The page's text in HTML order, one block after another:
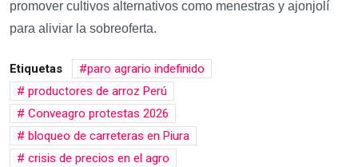
promover cultivos alternativos como menestras y ajonjolí
para aliviar la sobreoferta.
Etiquetas
paro agrario indefinido
productores de arroz Perú
Conveagro protestas 2026
bloqueo de carreteras en Piura
crisis de precios en el agro